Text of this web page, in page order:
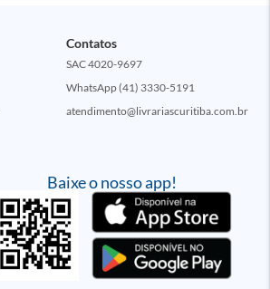
Baixe o nosso app!
Contatos
SAC 4020-9697
WhatsApp (41) 3330-5191
atendimento@livrariascuritiba.com.br